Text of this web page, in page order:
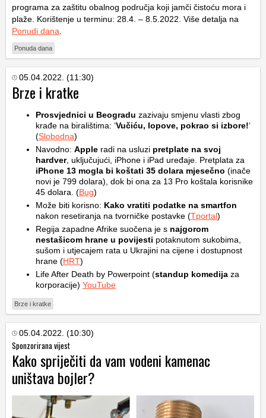
programa za zaštitu obalnog područja koji jamči čistoću mora i
plaže. Korištenje u terminu: 28.4. – 8.5.2022. Više detalja na
Ponudi dana.
Ponuda dana
05.04.2022. (11:30)
Brze i kratke
Prosvjednici u Beogradu zazivaju smjenu vlasti zbog
krađe na biralištima: ‘Vučiću, lopove, pokrao si izbore!‘
(Slobodna)
Navodno: Apple radi na usluzi pretplate na svoj
hardver, uključujući, iPhone i iPad uređaje. Pretplata za
iPhone 13 mogla bi koštati 35 dolara mjesečno (inače
novi je 799 dolara), dok bi ona za 13 Pro koštala korisnike
45 dolara. (Bug)
Može biti korisno: Kako vratiti podatke na smartfon
nakon resetiranja na tvorničke postavke (Tportal)
Regija zapadne Afrike suočena je s najgorom
nestašicom hrane u povijesti potaknutom sukobima,
sušom i utjecajem rata u Ukrajini na cijene i dostupnost
hrane (HRT)
Life After Death by Powerpoint (standup komedija za
korporacije) YouTube
Brze i kratke
05.04.2022. (10:30)
Sponzorirana vijest
Kako spriječiti da vam vodeni kamenac
uništava bojler?